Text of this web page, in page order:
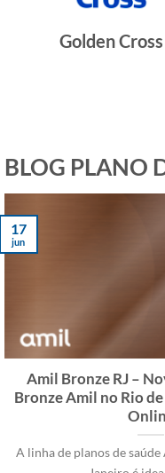
Golden Cross
BLOG PLANO
Amil Bronze RJ –
Bronze Amil no Rio
A linha de planos de
17
jun